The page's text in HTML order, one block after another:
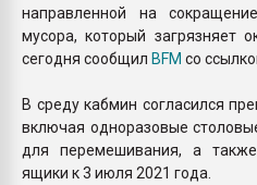
направленной на
мусора, который загрязняет
сегодня сообщил BFM со
В среду кабмин согласился
включая одноразовые
для перемешивания, а
ящики к 3 июля 2021 года.